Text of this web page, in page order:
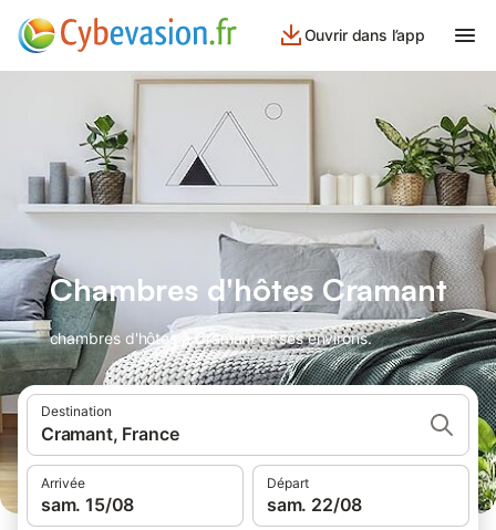
Ouvrir dans l’app
Chambres d'hôtes Cramant
chambres d'hôtes à Cramant et ses environs.
Destination
Cramant, France
Arrivée
sam. 15/08
Départ
sam. 22/08